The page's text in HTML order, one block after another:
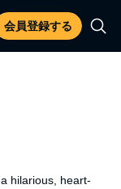
会員登録する
hilarious, heart-